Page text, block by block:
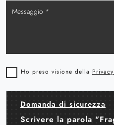
Ho preso visione della
Domanda di sicurezza
Scrivere la parola